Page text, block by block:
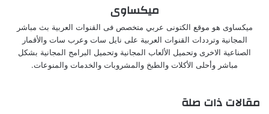
ميكساوى
ميكساوى هو موقع الكتونى عربي متخصص فى القنوات العربية بث مباشر
المجانية وترددات القنوات العربية على نايل سات وعرب سات والأقمار
الصناعية الاخرى وتحميل الألعاب المجانية وتحميل البرامج المجانية بشكل
مباشر وأحلى الأكلات والطبخ والمشروبات والخدمات والمنوعات.
مقالات ذات صلة